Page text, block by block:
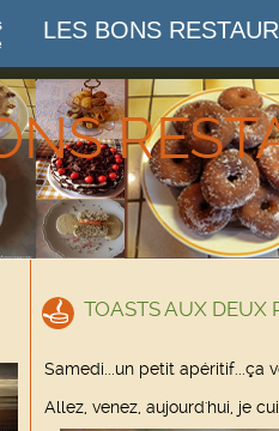
LES BONS
TOASTS AUX DEUX
Samedi...un petit apéritif...ça
Allez, venez, aujourd'hui, je